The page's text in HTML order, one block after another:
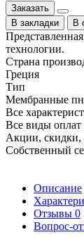
Заказать
В закладки
В
технологии.
Страна
Греция
Тип
Мембранные
Все
Все виды оплат
Акции, скидки,
Собственный
Описание
Отзывы 0
Вопрос-